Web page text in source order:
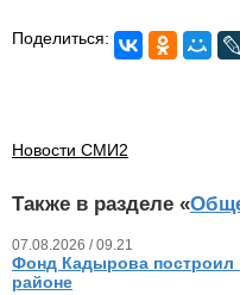
Поделиться:
Новости СМИ2
Также в разделе «
07.08.2026 / 09.21
Фонд Кадырова построил
районе